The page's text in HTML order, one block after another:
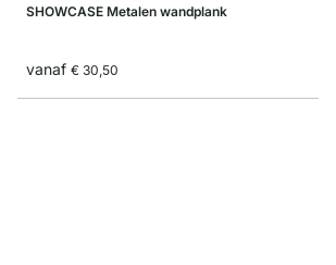
SHOWCASE Metalen wandplank
vanaf € 30,50